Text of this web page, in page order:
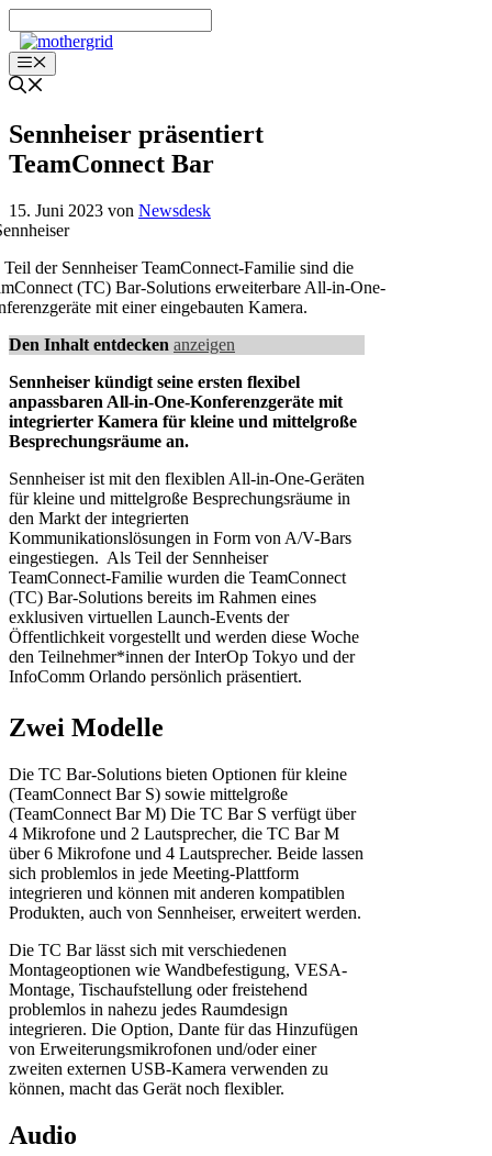
Inhalt
springenMenü
Sennheiser präsentiert
TeamConnect Bar
15. Juni 2023 von Newsdesk
der Sennheiser TeamConnect-Familie sind die
(TC) Bar-Solutions erweiterbare All-in-One-
mit einer eingebauten Kamera.
Den Inhalt entdecken anzeigen
Sennheiser kündigt seine ersten flexibel
anpassbaren All-in-One-Konferenzgeräte mit
integrierter Kamera für kleine und mittelgroße
Besprechungsräume an.
Sennheiser ist mit den flexiblen All-in-One-Geräten
für kleine und mittelgroße Besprechungsräume in
den Markt der integrierten
Kommunikationslösungen in Form von A/V-Bars
eingestiegen. ​ Als Teil der Sennheiser
TeamConnect-Familie wurden die TeamConnect
(TC) Bar-Solutions bereits im Rahmen eines
exklusiven virtuellen Launch-Events der
Öffentlichkeit vorgestellt und werden diese Woche
den Teilnehmer*innen der InterOp Tokyo und der
InfoComm Orlando persönlich präsentiert.
Zwei Modelle
Die TC Bar-Solutions bieten Optionen für kleine
(TeamConnect Bar S) sowie mittelgroße
(TeamConnect Bar M) Die TC Bar S verfügt über
4 Mikrofone und 2 Lautsprecher, die TC Bar M
über 6 Mikrofone und 4 Lautsprecher. Beide lassen
sich problemlos in jede Meeting-Plattform
integrieren und können mit anderen kompatiblen
Produkten, auch von Sennheiser, erweitert werden.
Die TC Bar lässt sich mit verschiedenen
Montageoptionen wie Wandbefestigung, VESA-
Montage, Tischaufstellung oder freistehend
problemlos in nahezu jedes Raumdesign
integrieren. Die Option, Dante für das Hinzufügen
von Erweiterungsmikrofonen und/oder einer
zweiten externen USB-Kamera verwenden zu
können, macht das Gerät noch flexibler.
Audio